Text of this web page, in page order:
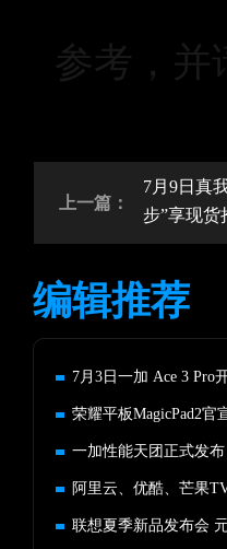
参考，并
上一篇：
7月9日真
步”享现货
编辑推荐
7月3日一加 Ace 3 Pro
荣耀平板MagicPad2
一加性能天团正式发
联想夏季新品发布会